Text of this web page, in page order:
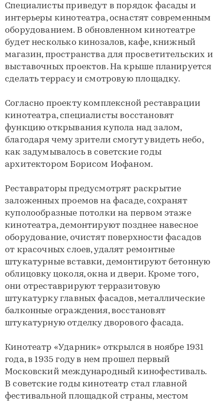
Специалисты приведут в порядок фасады и
интерьеры кинотеатра, оснастят современным
оборудованием. В обновленном кинотеатре
будет несколько кинозалов, кафе, книжный
магазин, пространства для просветительских и
выставочных проектов. На крыше планируется
сделать террасу и смотровую площадку.
Согласно проекту комплексной реставрации
кинотеатра, специалисты восстановят
функцию открывания купола над залом,
благодаря чему зрители смогут увидеть небо,
как задумывалось в советские годы
архитектором Борисом Иофаном.
Реставраторы предусмотрят раскрытие
заложенных проемов на фасаде, сохранят
куполообразные потолки на первом этаже
кинотеатра, демонтируют позднее навесное
оборудование, очистят поверхности фасадов
от красочных слоев, удалят ремонтные
штукатурные вставки, демонтируют бетонную
облицовку цоколя, окна и двери. Кроме того,
они отреставрируют терразитовую
штукатурку главных фасадов, металлические
балконные ограждения, восстановят
штукатурную отделку дворового фасада.
Кинотеатр «Ударник» открылся в ноябре 1931
года, в 1935 году в нем прошел первый
Московский международный кинофестиваль.
В советские годы кинотеатр стал главной
фестивальной площадкой страны, местом